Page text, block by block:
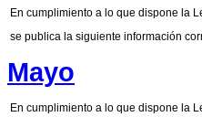
En cumplimiento a lo que dispone la
se publica la siguiente información
Mayo
En cumplimiento a lo que dispone la